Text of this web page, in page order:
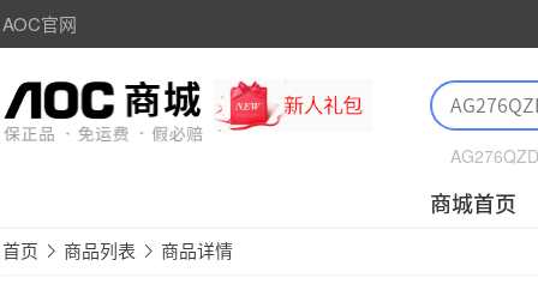
AOC官网
AG276QZD
商城首页
首页 商品列表 商品详情